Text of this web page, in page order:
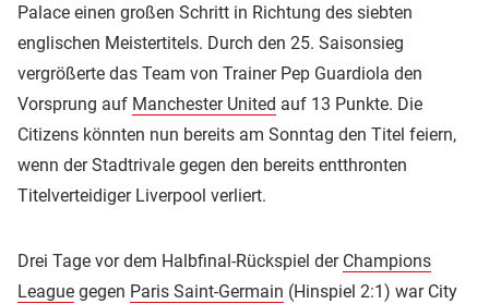
Palace einen großen Schritt in Richtung des siebten
englischen Meistertitels. Durch den 25. Saisonsieg
vergrößerte das Team von Trainer Pep Guardiola den
Vorsprung auf Manchester United auf 13 Punkte. Die
Citizens könnten nun bereits am Sonntag den Titel feiern,
wenn der Stadtrivale gegen den bereits entthronten
Titelverteidiger Liverpool verliert.
Drei Tage vor dem Halbfinal-Rückspiel der Champions
League gegen Paris Saint-Germain (Hinspiel 2:1) war City